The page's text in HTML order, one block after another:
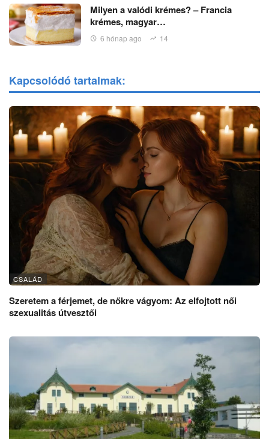
Milyen a valódi krémes? – Francia
krémes, magyar…
6 hónap ago 14
Kapcsolódó tartalmak:
CSALÁD
Szeretem a férjemet, de nőkre vágyom: Az elfojtott női
szexualitás útvesztői